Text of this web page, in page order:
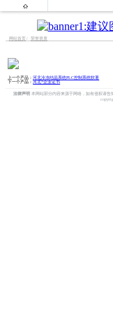

网站首页 荣誉资质
上一个产品：河北冷冻结晶系统PLC控制系统软著
下一个产品：河北*企业证书
法律声明 本网站部分内容来源于网络，如有侵权请告